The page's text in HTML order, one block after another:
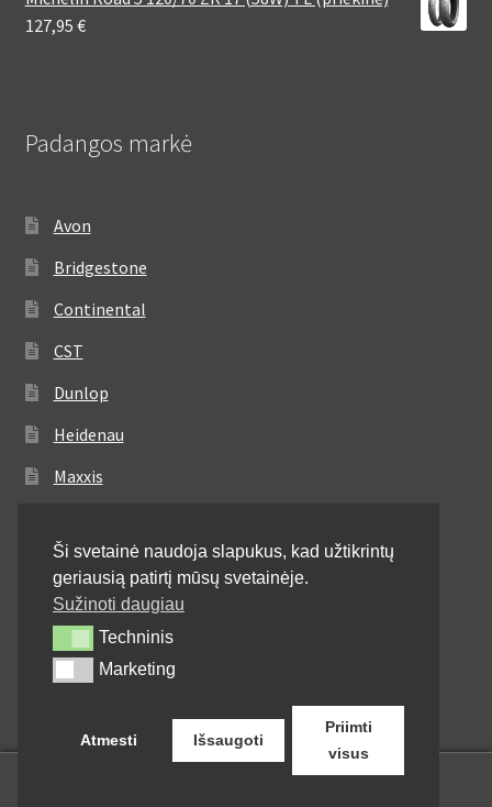
127,95 €
Padangos markė
Avon
Bridgestone
Continental
CST
Dunlop
Heidenau
Maxxis
Michelin
Mitas
Pirelli
Shinko
Ši svetainė naudoja slapukus, kad užtikrintų
geriausią patirtį mūsų svetainėje.
Sužinoti daugiau
TechninisTechninis
MarketingMarketing
Atmesti Išsaugoti
Priimti
visus